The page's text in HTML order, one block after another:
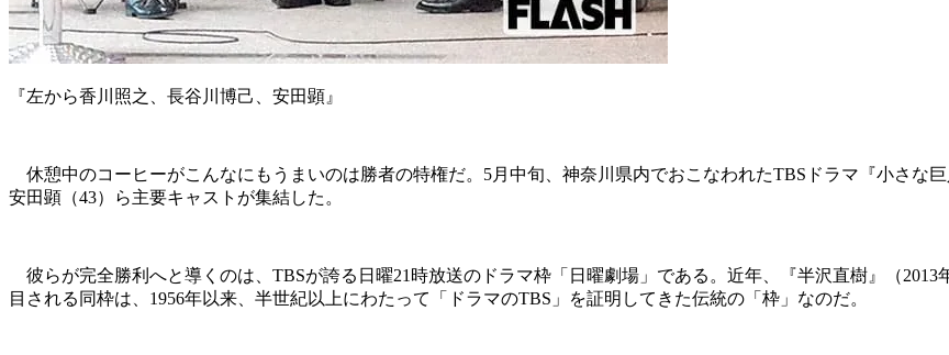
『左から香川照之、長谷川博己、安田顕』
休憩中のコーヒーがこんなにもうまいのは勝者の特権だ。5月中旬、神奈川県内でおこなわれたTBSドラマ『小さな
安田顕（43）ら主要キャストが集結した。
彼らが完全勝利へと導くのは、TBSが誇る日曜21時放送のドラマ枠「日曜劇場」である。近年、『半沢直樹』（
目される同枠は、1956年以来、半世紀以上にわたって「ドラマのTBS」を証明してきた伝統の「枠」なのだ。